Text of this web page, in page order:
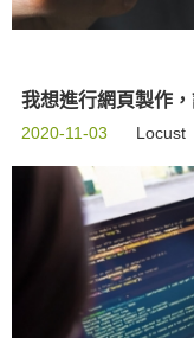
我想進行網頁製作
2020-11-03 Locust